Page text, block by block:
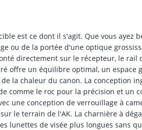
est ce dont il s'agit. Que vous ayez
ou de la portée d'une optique
directement sur le récepteur, le rail
offre un équilibre optimal, un espace
la chaleur du canon. La conception
comme le roc pour la précision et un
une conception de verrouillage à
le terrain de l'AK. La charnière à
lunettes de visée plus longues sans